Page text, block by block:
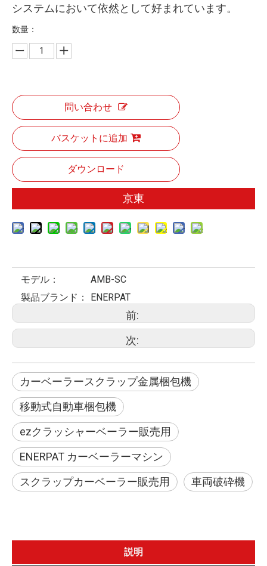
システムにおいて依然として好まれています。
数量：
問い合わせ
バスケットに追加
ダウンロード
京東
モデル：
AMB-SC
製品ブランド：
ENERPAT
前:
次:
カーベーラースクラップ金属梱包機
移動式自動車梱包機
ezクラッシャーベーラー販売用
ENERPAT カーベーラーマシン
スクラップカーベーラー販売用
車両破砕機
説明